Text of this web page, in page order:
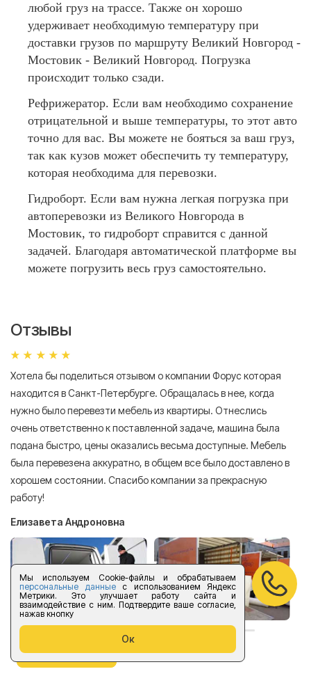
Мы используем Cookie-файлы и обрабатываем
персональные данныес использованием Яндекс
Метрики. Это улучшает работу сайта и
взаимодействие с ним. Подтвердите ваше согласие,
нажав кнопку
Ок
любой груз на трассе. Также он хорошо
удерживает необходимую температуру при
доставки грузов по маршруту Великий Новгород -
Мостовик - Великий Новгород. Погрузка
происходит только сзади.
Рефрижератор. Если вам необходимо сохранение
отрицательной и выше температуры, то этот авто
точно для вас. Вы можете не бояться за ваш груз,
так как кузов может обеспечить ту температуру,
которая необходима для перевозки.
Гидроборт. Если вам нужна легкая погрузка при
автоперевозки из Великого Новгорода в
Мостовик, то гидроборт справится с данной
задачей. Благодаря автоматической платформе вы
можете погрузить весь груз самостоятельно.
Отзывы
Хотела бы поделиться отзывом о компании Форус которая
находится в Санкт-Петербурге. Обращалась в нее, когда
нужно было перевезти мебель из квартиры. Отнеслись
очень ответственно к поставленной задаче, машина была
подана быстро, цены оказались весьма доступные. Мебель
была перевезена аккуратно, в общем все было доставлено в
хорошем состоянии. Спасибо компании за прекрасную
работу!
Елизавета Андроновна
оставить отзыв